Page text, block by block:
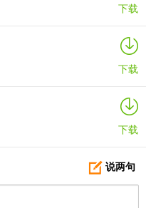
下载
下载
下载
说两句